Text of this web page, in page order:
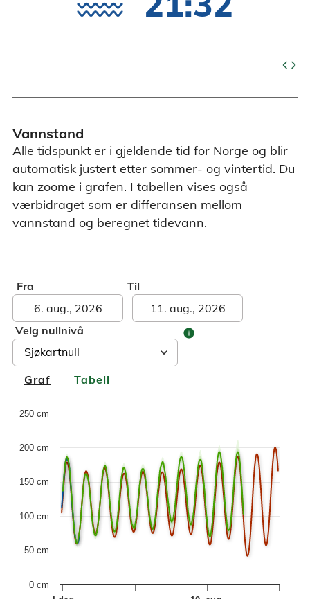
code
Vannstand
Alle tidspunkt er i gjeldende tid for Norge og blir
automatisk justert etter sommer- og vintertid. Du
kan zoome i grafen. I tabellen vises også
værbidraget som er differansen mellom
vannstand og beregnet tidevann.
Graf Tabell
Fra Til
Velg nullnivå info
Chart
Combination chart with 6 data series.
The chart has 1 X axis displaying Time. Data ranges
The chart has 1 Y axis displaying values. Data ranges
0 cm
50 cm
100 cm
150 cm
200 cm
250 cm